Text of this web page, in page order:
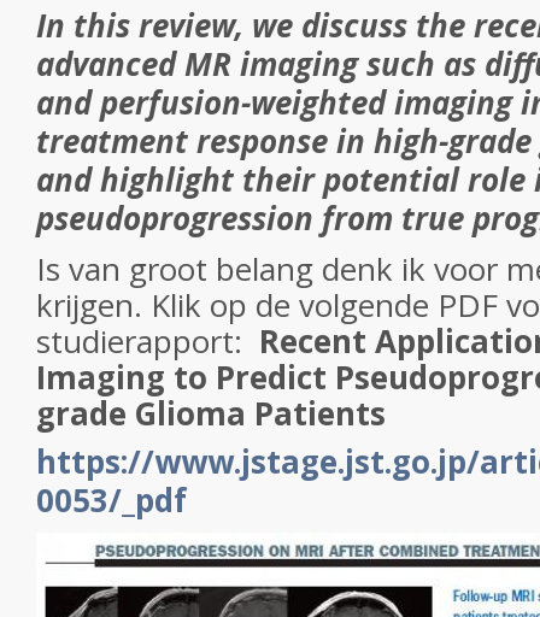
In this review, we discuss the
advanced MR imaging such as
and perfusion-weighted imaging
treatment response in high-
and highlight their potential
pseudoprogression from true
Is van groot belang denk ik voor
krijgen. Klik op de volgende PDF
studierapport: Recent
Imaging to Predict
grade Glioma Patients
https://www.jstage.jst.go.jp/
0053/_pdf